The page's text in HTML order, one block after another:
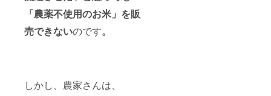
「農薬不使用のお米」を販
売できないのです。
しかし、農家さんは、